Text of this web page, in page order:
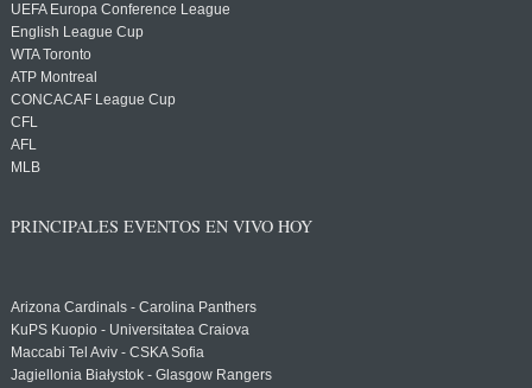
UEFA Europa Conference League
English League Cup
WTA Toronto
ATP Montreal
CONCACAF League Cup
CFL
AFL
MLB
PRINCIPALES EVENTOS EN VIVO HOY
Arizona Cardinals - Carolina Panthers
KuPS Kuopio - Universitatea Craiova
Maccabi Tel Aviv - CSKA Sofia
Jagiellonia Białystok - Glasgow Rangers